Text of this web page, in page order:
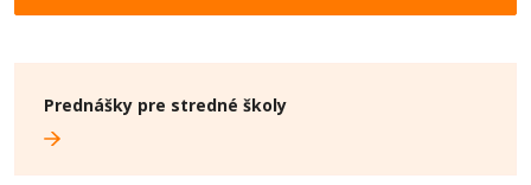
Prednášky pre stredné školy